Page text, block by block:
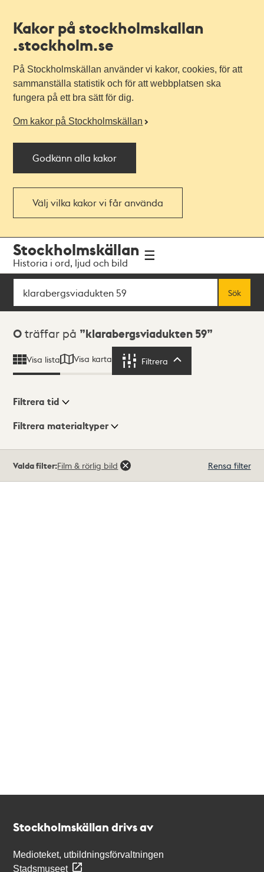
Kakor på stockholmskallan
.stockholm.se
På Stockholmskällan använder vi kakor, cookies, för att
sammanställa statistik och för att webbplatsen ska
fungera på ett bra sätt för dig.
Om kakor på Stockholmskällan
Godkänn alla kakor
Välj vilka kakor vi får använda
navigationen
huvudinnehållet
Stockholmskällan
Historia i ord, ljud och bild
Sök
Sök
Sökresultat
0 träffar på klarabergsviadukten 59
Visa lista Visa karta Filtrera
Visningsläge
Filtrera tid
Filtrera materialtyper
träffar
Valda filter:Film & rörlig bild Rensa filter
Stockholmskällan drivs av
Medioteket, utbildningsförvaltningen
Stadsmuseet